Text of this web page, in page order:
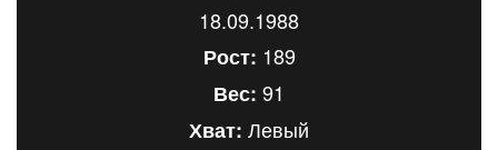
18.09.1988
Рост: 189
Вес: 91
Хват: Левый